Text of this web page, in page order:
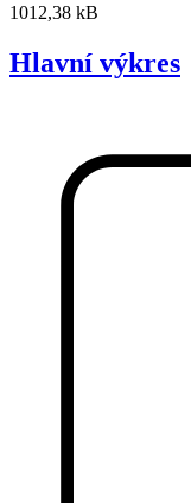
1012,38 kB
Hlavní výkres